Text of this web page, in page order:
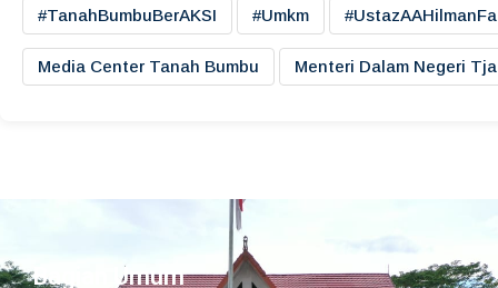
#TanahBumbuBerAKSI #umkm
Media Center Tanah Bumbu Menteri Dalam Negeri
Bagian Umum